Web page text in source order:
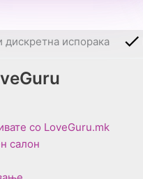
дискретна испорака
со LoveGuru.mk
салон